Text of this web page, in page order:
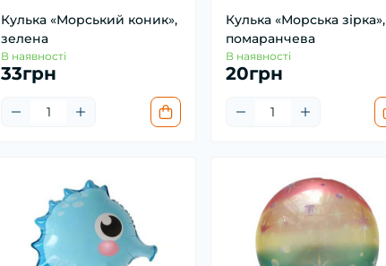
Кулька «Морський коник»,
зелена
В наявності
33грн
Кулька «Морська зірка»,
помаранчева
В наявності
20грн